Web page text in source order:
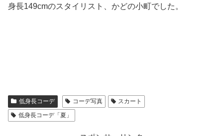
身長149cmのスタイリスト、かどの小町でした。
低身長コーデ コーデ写真
スカート
低身長コーデ「夏」